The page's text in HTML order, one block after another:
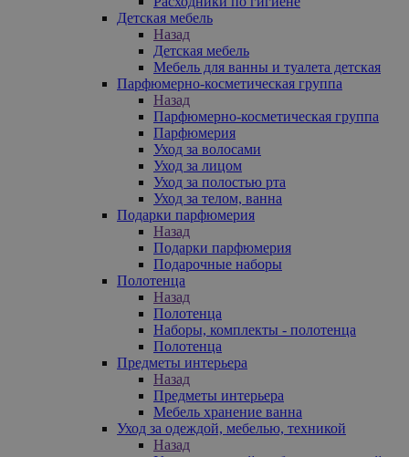
Детская мебель
Назад
Детская мебель
Мебель для ванны и туалета детская
Парфюмерно-косметическая группа
Назад
Парфюмерно-косметическая группа
Парфюмерия
Уход за волосами
Уход за лицом
Уход за полостью рта
Уход за телом, ванна
Подарки парфюмерия
Назад
Подарки парфюмерия
Подарочные наборы
Полотенца
Назад
Полотенца
Наборы, комплекты - полотенца
Полотенца
Предметы интерьера
Назад
Предметы интерьера
Мебель хранение ванна
Уход за одеждой, мебелью, техникой
Назад